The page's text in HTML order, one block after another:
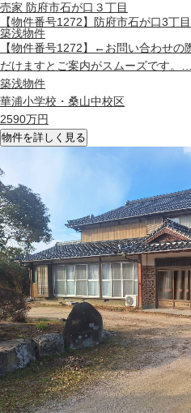
売家 防府市石が口３丁目
【物件番号1272】防府市石が口3
築浅物件
【物件番号1272】←お問い合わせの
だけますとご案内がスムーズです。
築浅物件
華浦小学校・桑山中校区
2590万円
物件を詳しく見る